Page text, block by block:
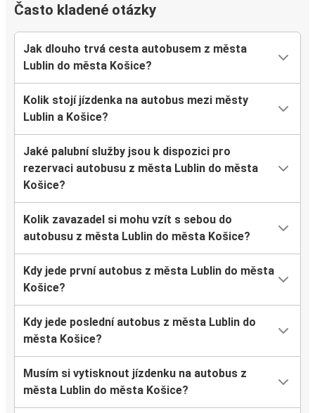
Často kladené otázky
Jak dlouho trvá cesta autobusem z města
Lublin do města Košice?
Kolik stojí jízdenka na autobus mezi městy
Lublin a Košice?
Jaké palubní služby jsou k dispozici pro
rezervaci autobusu z města Lublin do města
Košice?
Kolik zavazadel si mohu vzít s sebou do
autobusu z města Lublin do města Košice?
Kdy jede první autobus z města Lublin do města
Košice?
Kdy jede poslední autobus z města Lublin do
města Košice?
Musím si vytisknout jízdenku na autobus z
města Lublin do města Košice?